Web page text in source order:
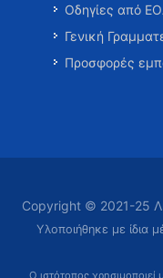
Οδηγίες από
Γενική
Προσφορές
Copyright © 2021-25
Υλοποιήθηκε με ίδια